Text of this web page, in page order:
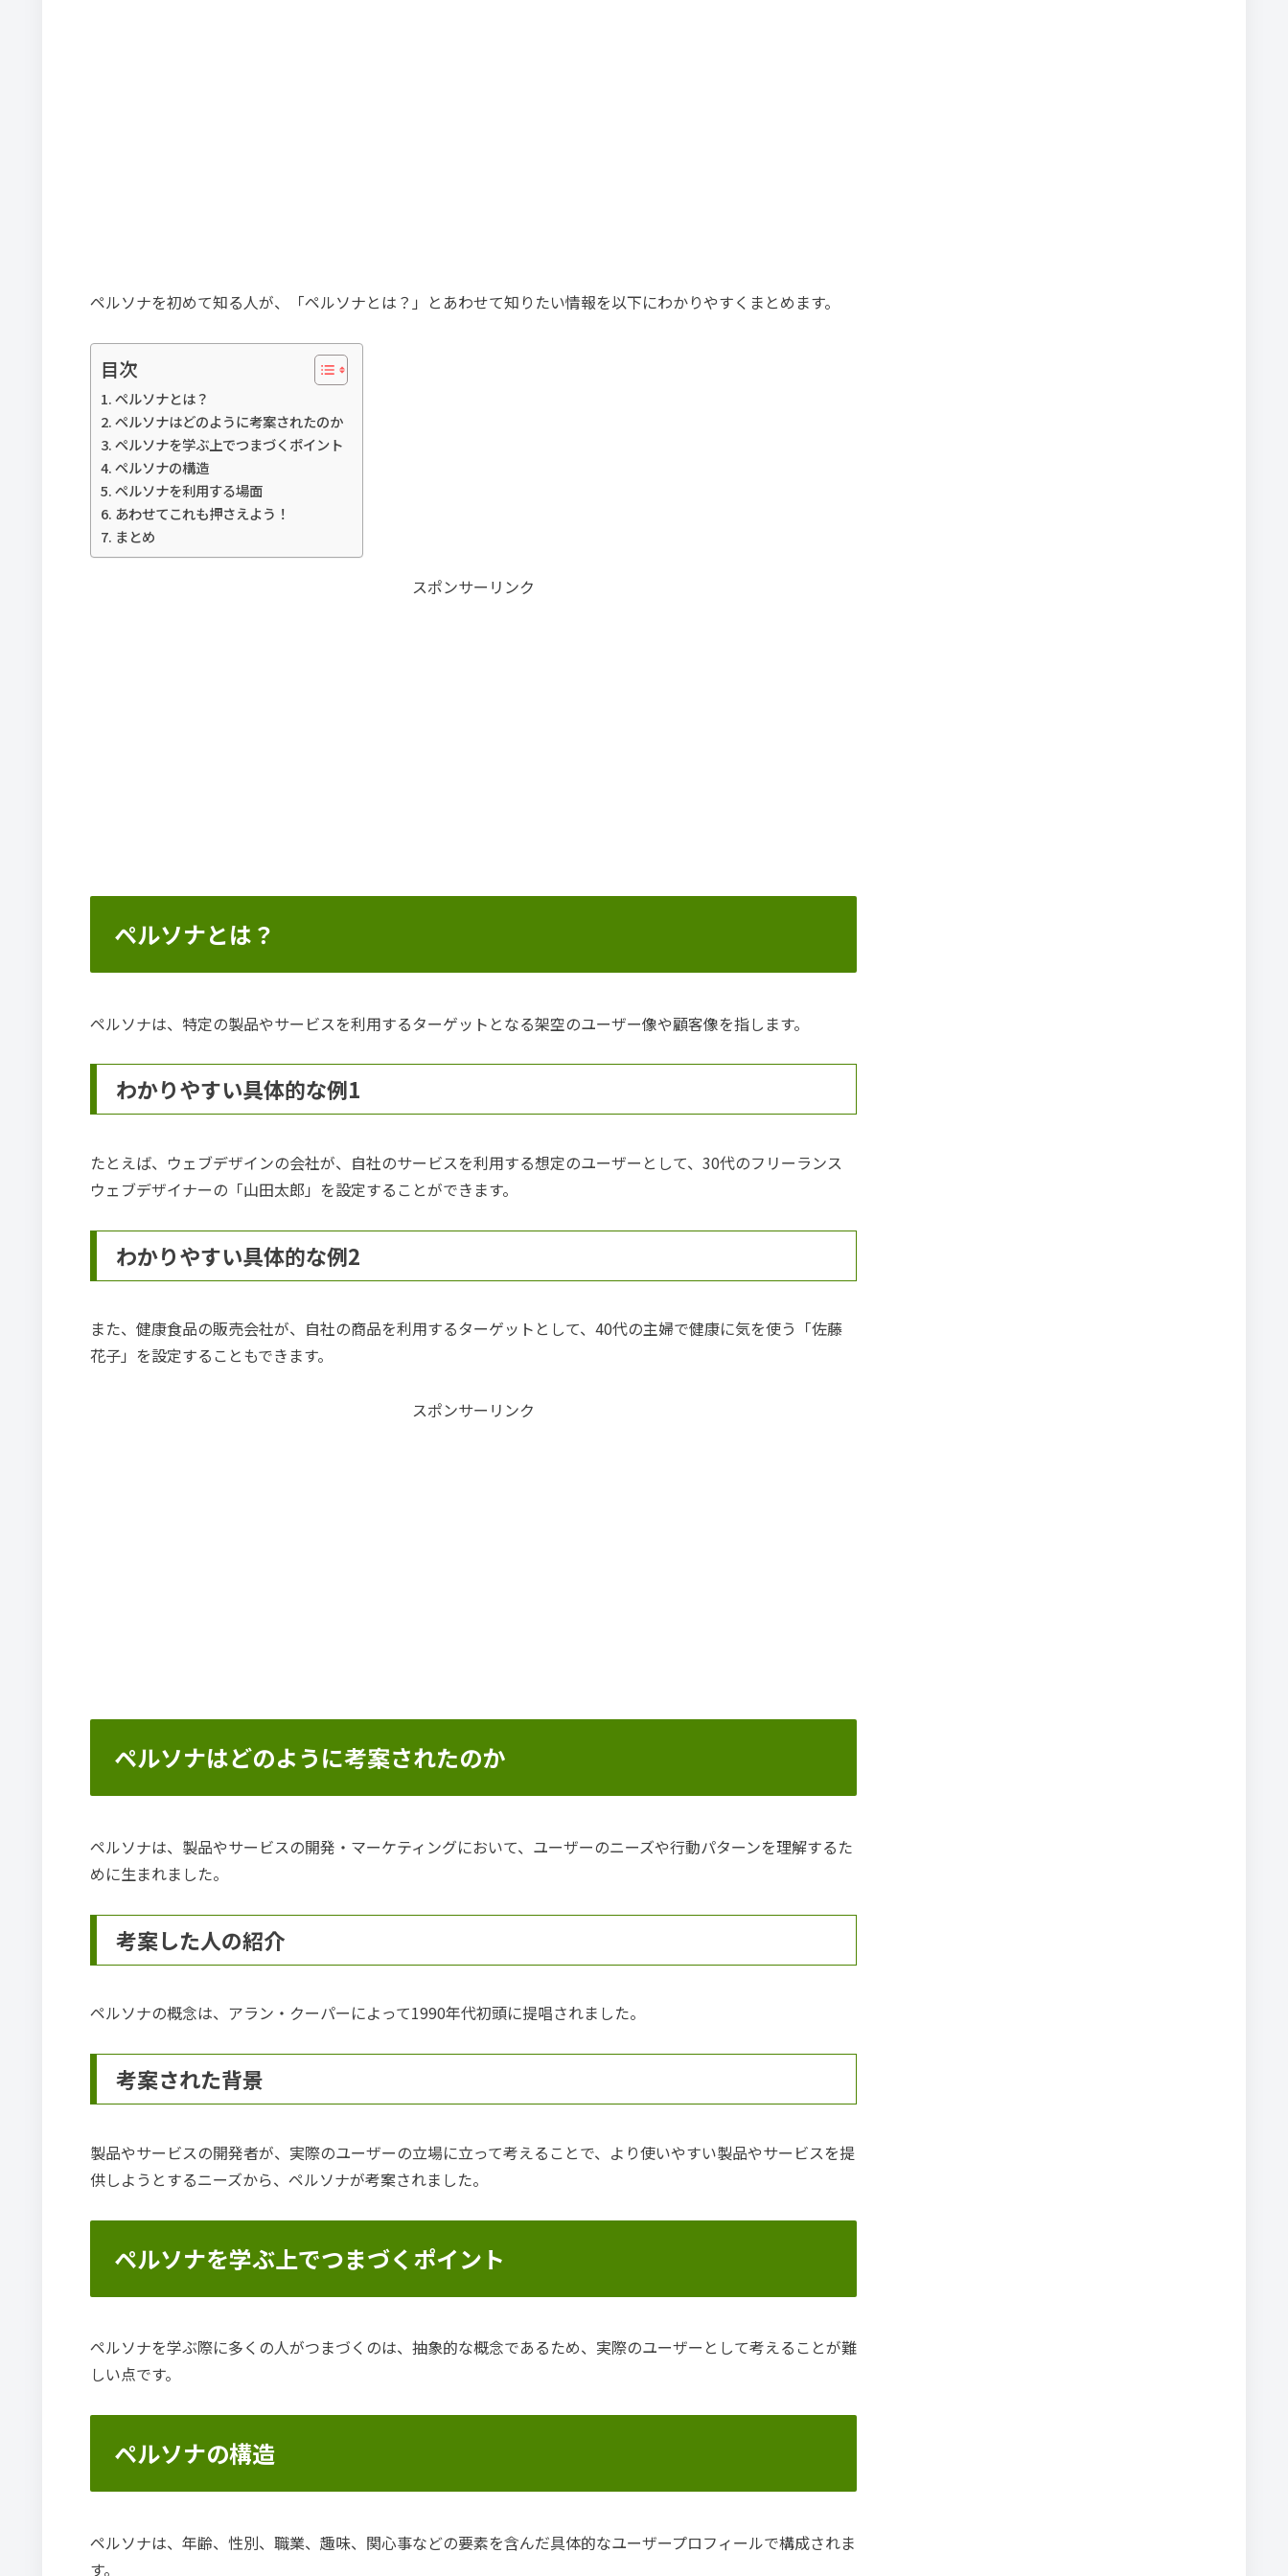
ペルソナを初めて知る人が、「ペルソナとは？」とあわせて知りたい情報を以下にわかりやすくまとめます。
目次
ペルソナとは？
ペルソナはどのように考案されたのか
ペルソナを学ぶ上でつまづくポイント
ペルソナの構造
ペルソナを利用する場面
あわせてこれも押さえよう！
まとめ
スポンサーリンク
ペルソナとは？
ペルソナは、特定の製品やサービスを利用するターゲットとなる架空のユーザー像や顧客像を指します。
わかりやすい具体的な例1
たとえば、ウェブデザインの会社が、自社のサービスを利用する想定のユーザーとして、30代のフリーランス
ウェブデザイナーの「山田太郎」を設定することができます。
わかりやすい具体的な例2
また、健康食品の販売会社が、自社の商品を利用するターゲットとして、40代の主婦で健康に気を使う「佐藤
花子」を設定することもできます。
スポンサーリンク
ペルソナはどのように考案されたのか
ペルソナは、製品やサービスの開発・マーケティングにおいて、ユーザーのニーズや行動パターンを理解するた
めに生まれました。
考案した人の紹介
ペルソナの概念は、アラン・クーパーによって1990年代初頭に提唱されました。
考案された背景
製品やサービスの開発者が、実際のユーザーの立場に立って考えることで、より使いやすい製品やサービスを提
供しようとするニーズから、ペルソナが考案されました。
ペルソナを学ぶ上でつまづくポイント
ペルソナを学ぶ際に多くの人がつまづくのは、抽象的な概念であるため、実際のユーザーとして考えることが難
しい点です。
ペルソナの構造
ペルソナは、年齢、性別、職業、趣味、関心事などの要素を含んだ具体的なユーザープロフィールで構成されま
す。